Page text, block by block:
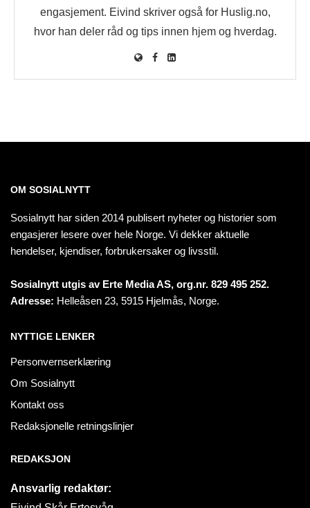
engasjement. Eivind skriver også for Huslig.no,
hvor han deler råd og tips innen hjem og hverdag.
OM SOSIALNYTT
Sosialnytt har siden 2014 publisert nyheter og historier som
engasjerer lesere over hele Norge. Vi dekker aktuelle
hendelser, kjendiser, forbrukersaker og livsstil.
Sosialnytt utgis av Erte Media AS, org.nr. 829 495 252.
Adresse: Helleåsen 23, 5915 Hjelmås, Norge.
NYTTIGE LENKER
Personvernserklæring
Om Sosialnytt
Kontakt oss
Redaksjonelle retningslinjer
REDAKSJON
Ansvarlig redaktør: